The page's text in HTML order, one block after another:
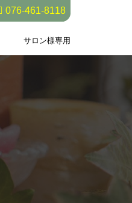
076-461-8118
サロン様専用